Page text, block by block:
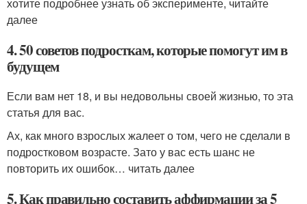
далее
4. 50 советов подросткам, которые помогут им в
будущем
Если вам нет 18, и вы недовольны своей жизнью, то эта
статья для вас.
Ах, как много взрослых жалеет о том, чего не сделали в
подростковом возрасте. Зато у вас есть шанс не
повторить их ошибок… читать далее
5. Как правильно составить аффирмации за 5